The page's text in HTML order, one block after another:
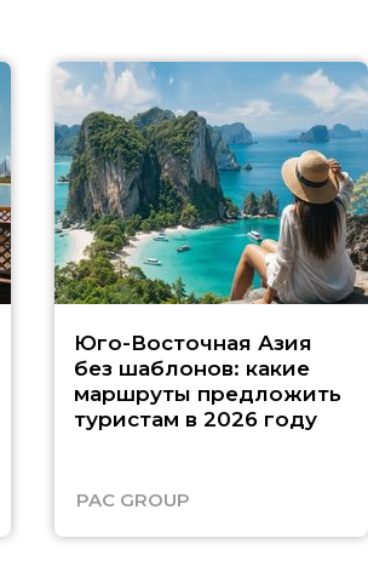
Юго-Восточная Азия
без шаблонов: какие
маршруты предложить
туристам в 2026 году
PAC GROUP